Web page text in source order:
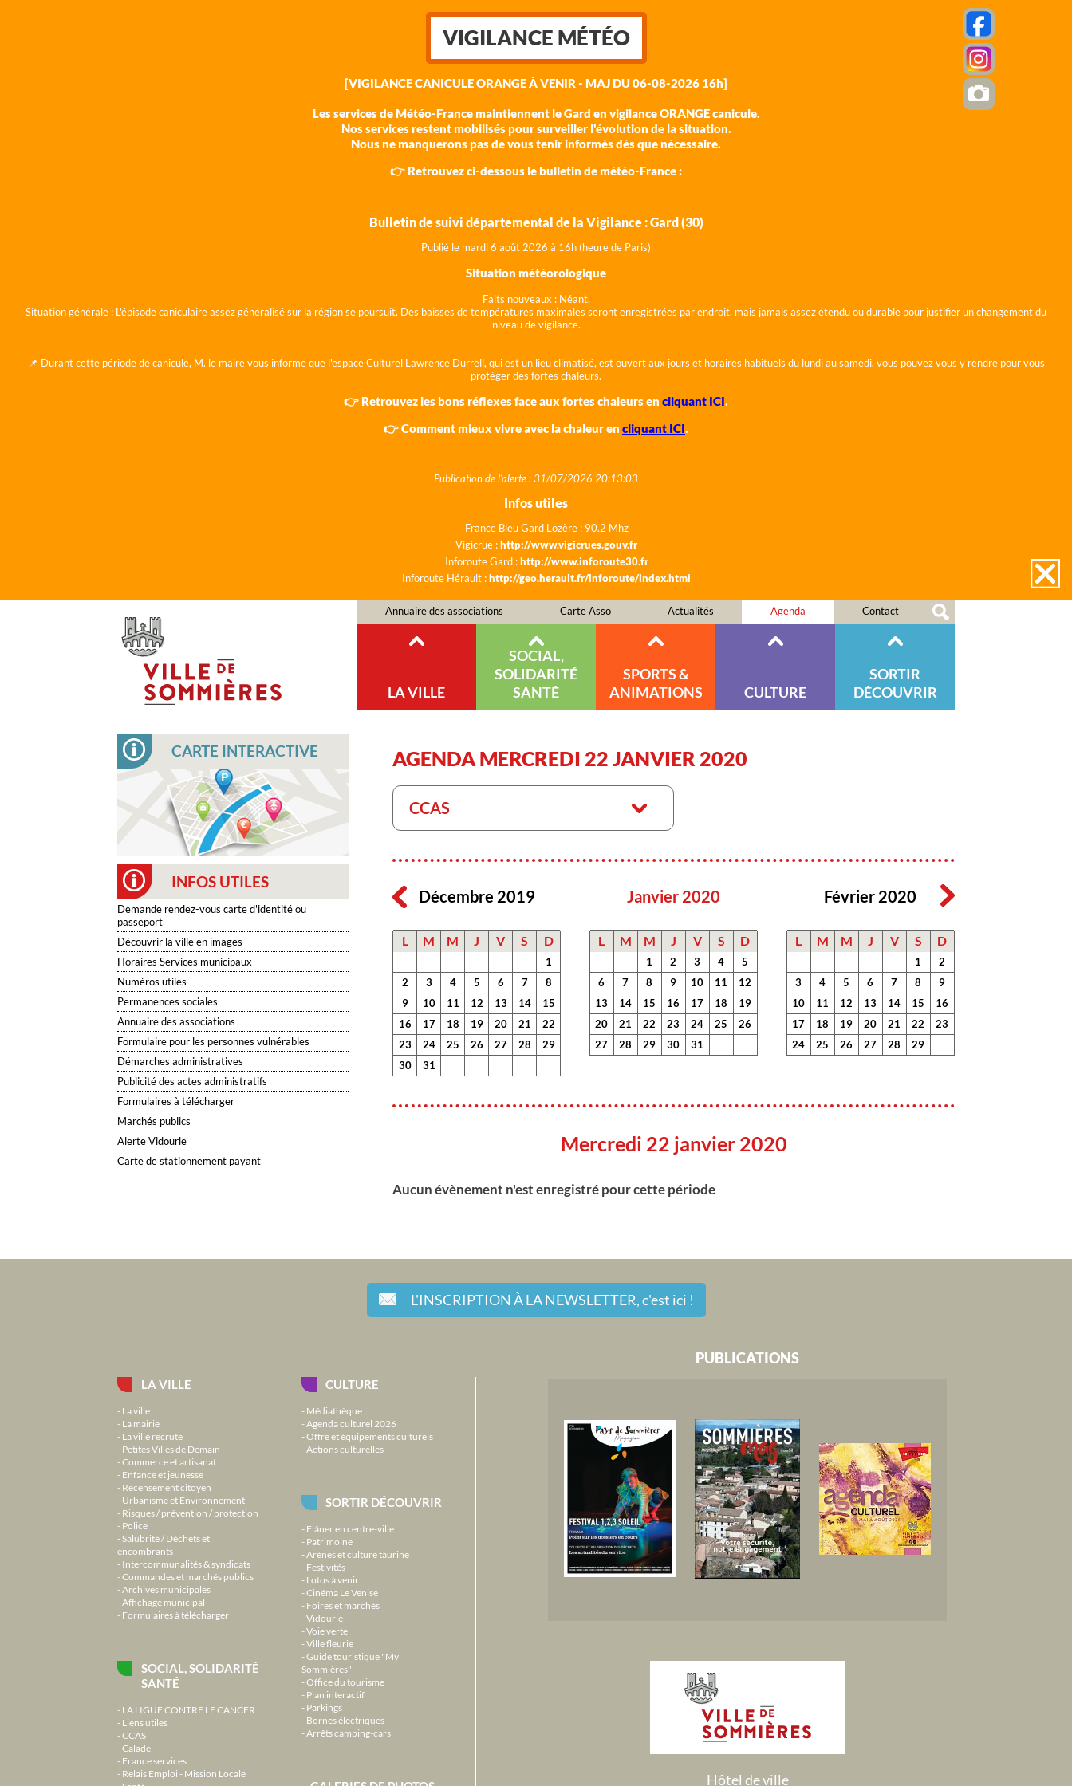
VIGILANCE MÉTÉO
[VIGILANCE CANICULE ORANGE À VENIR - MAJ DU 06-08-2026 16h]
Les services de Météo-France maintiennent le Gard en vigilance ORANGE canicule.
Nos services restent mobilisés pour surveiller l'évolution de la situation.
Nous ne manquerons pas de vous tenir informés dès que nécessaire.
👉 Retrouvez ci-dessous le bulletin de météo-France :
Bulletin de suivi départemental de la Vigilance : Gard (30)
Publié le mardi 6 août 2026 à 16h (heure de Paris)
Situation météorologique
Faits nouveaux : Néant.
Situation générale : L'épisode caniculaire assez généralisé sur la région se poursuit. Des baisses de températures maximales seront enregistrées par endroit, mais jamais assez étendu ou durable pour justifier un changement du
niveau de vigilance.
📌 Durant cette période de canicule, M. le maire vous informe que l'espace Culturel Lawrence Durrell, qui est un lieu climatisé, est ouvert aux jours et horaires habituels du lundi au samedi, vous pouvez vous y rendre pour vous
protéger des fortes chaleurs.
👉 Retrouvez les bons réflexes face aux fortes chaleurs en cliquant ICI.
👉 Comment mieux vivre avec la chaleur en cliquant ICI.
Publication de l'alerte : 31/07/2026 20:13:03
Infos utiles
France Bleu Gard Lozère : 90.2 Mhz
Vigicrue :http://www.vigicrues.gouv.fr
Inforoute Gard :http://www.inforoute30.fr
Inforoute Hérault :http://geo.herault.fr/inforoute/index.html
Annuaire des associations Carte Asso Actualités Agenda Contact
LA VILLE
SOCIAL,
SOLIDARITÉ
SANTÉ
SPORTS &
ANIMATIONS
CULTURE
SORTIR
DÉCOUVRIR
CARTE INTERACTIVE
INFOS UTILES
Demande rendez-vous carte d'identité ou
passeport
Découvrir la ville en images
Horaires Services municipaux
Numéros utiles
Permanences sociales
Annuaire des associations
Formulaire pour les personnes vulnérables
Démarches administratives
Publicité des actes administratifs
Formulaires à télécharger
Marchés publics
Alerte Vidourle
Carte de stationnement payant
AGENDA MERCREDI 22 JANVIER 2020
CCAS
Décembre 2019
L M M J V S D
1
2
3 4 5 6 7
8
9
10 11 12 13 14
15
16
17 18 19 20 21
22
23
24 25 26 27 28
29
30
31
Janvier 2020
L M M J V S D
1 2 3 4
5
6
7 8 9 10 11
12
13
14 15 16 17 18
19
20
21 22 23 24 25
26
27
28 29 30 31
Février 2020
L M M J V S D
1
2
3
4 5 6 7 8
9
10
11 12 13 14 15
16
17
18 19 20 21 22
23
24
25 26 27 28 29
Mercredi 22 janvier 2020
Aucun évènement n'est enregistré pour cette période
L'INSCRIPTION À LA NEWSLETTER,c'est ici !
LA VILLE
La ville
La mairie
La ville recrute
Petites Villes de Demain
Commerce et artisanat
Enfance et jeunesse
Recensement citoyen
Urbanisme et Environnement
Risques / prévention / protection
Police
Salubrité / Déchets et
encombrants
Intercommunalités & syndicats
Commandes et marchés publics
Archives municipales
Affichage municipal
Formulaires à télécharger
SOCIAL, SOLIDARITÉ
SANTÉ
LA LIGUE CONTRE LE CANCER
Liens utiles
CCAS
Calade
France services
Relais Emploi - Mission Locale
CULTURE
Médiathèque
Agenda culturel 2026
Offre et équipements culturels
Actions culturelles
SORTIR DÉCOUVRIR
Flâner en centre-ville
Patrimoine
Arènes et culture taurine
Festivités
Lotos à venir
Cinéma Le Venise
Foires et marchés
Vidourle
Voie verte
Ville fleurie
Guide touristique "My
Sommières"
Office du tourisme
Plan interactif
Parkings
Bornes électriques
Arrêts camping-cars
PUBLICATIONS
Hôtel de ville